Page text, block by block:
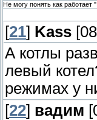
Не могу понять как работает
[21] Kass
А котлы
левый
режимах у
[22] вадим